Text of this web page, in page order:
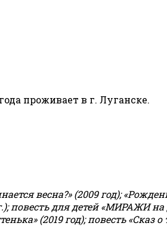
проживает в г. Луганске.
весна?» (2009 год);
повесть для детей «МИРАЖИ
(2019 год); повесть «Сказ